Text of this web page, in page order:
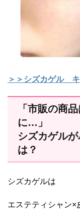
＞＞シズカゲル キ
「市販の商
に…」
シズカゲル
は？
シズカゲルは
エステティシャン×